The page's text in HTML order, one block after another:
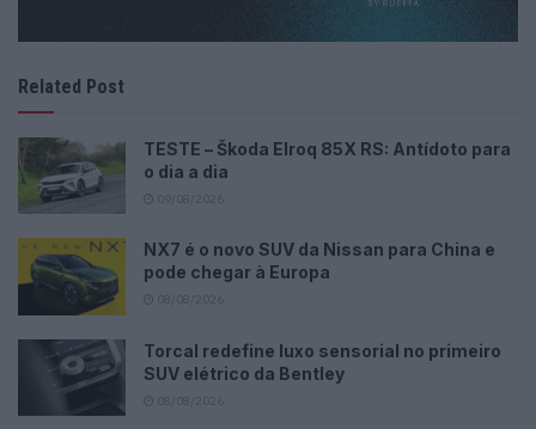
Related Post
TESTE – Škoda Elroq 85X RS: Antídoto para
o dia a dia
NX7 é o novo SUV da Nissan para China e
pode chegar à Europa
Torcal redefine luxo sensorial no primeiro
SUV elétrico da Bentley